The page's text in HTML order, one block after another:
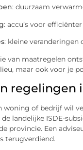
: duurzaam
: accu’s voor
: kleine veranderingen
van maatregelen
maar ook voor je
regelingen
woning of bedrijf wil
de landelijke ISDE-
provincie. Een
terugverdiend.